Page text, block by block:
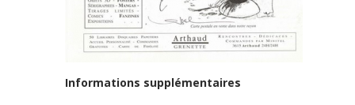
Informations supplémentaires